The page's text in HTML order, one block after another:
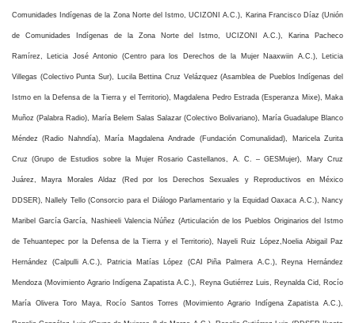
Comunidades Indígenas de la Zona Norte del Istmo, UCIZONI A.C.), Karina Francisco Díaz (Unión
de Comunidades Indígenas de la Zona Norte del Istmo, UCIZONI A.C.), Karina Pacheco
Ramírez, Leticia José Antonio (Centro para los Derechos de la Mujer Naaxwiin A.C.), Leticia
Villegas (Colectivo Punta Sur), Lucila Bettina Cruz Velázquez (Asamblea de Pueblos Indígenas del
Istmo en la Defensa de la Tierra y el Territorio), Magdalena Pedro Estrada (Esperanza Mixe), Maka
Muñoz (Palabra Radio), María Belem Salas Salazar (Colectivo Bolivariano), María Guadalupe Blanco
Méndez (Radio Nahndía), María Magdalena Andrade (Fundación Comunalidad), Maricela Zurita
Cruz (Grupo de Estudios sobre la Mujer Rosario Castellanos, A. C. – GESMujer), Mary Cruz
Juárez, Mayra Morales Aldaz (Red por los Derechos Sexuales y Reproductivos en México
DDSER), Nallely Tello (Consorcio para el Diálogo Parlamentario y la Equidad Oaxaca A.C.), Nancy
Maribel García García, Nashieeli Valencia Núñez (Articulación de los Pueblos Originarios del Istmo
de Tehuantepec por la Defensa de la Tierra y el Territorio), Nayeli Ruiz López, Noelia Abigail Paz
Hernández (Calpulli A.C.), Patricia Matías López (CAI Piña Palmera A.C.), Reyna Hernández
Mendoza (Movimiento Agrario Indígena Zapatista A.C.), Reyna Gutiérrez Luis, Reynalda Cid, Rocío
María Olivera Toro Maya, Rocío Santos Torres (Movimiento Agrario Indígena Zapatista A.C.),